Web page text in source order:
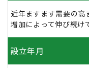
近年ますます需要の高
増加によって伸び続け
設立年月